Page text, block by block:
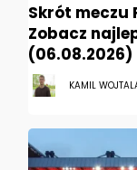
Skrót meczu
Zobacz
(06.08.2026)
KAMIL